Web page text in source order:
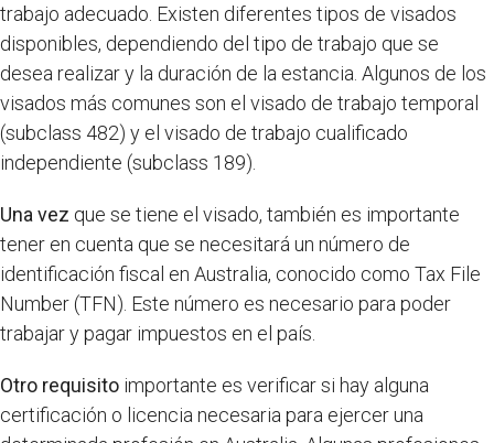
trabajo adecuado. Existen diferentes tipos de visados
disponibles, dependiendo del tipo de trabajo que se
desea realizar y la duración de la estancia. Algunos de los
visados más comunes son el visado de trabajo temporal
(subclass 482) y el visado de trabajo cualificado
independiente (subclass 189).
Una vez que se tiene el visado, también es importante
tener en cuenta que se necesitará un número de
identificación fiscal en Australia, conocido como Tax File
Number (TFN). Este número es necesario para poder
trabajar y pagar impuestos en el país.
Otro requisito importante es verificar si hay alguna
certificación o licencia necesaria para ejercer una